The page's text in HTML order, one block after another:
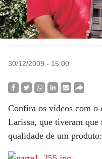
30/12/2009 - 15:00
Confira os vídeos com o
Larissa, que tiveram
qualidade de um produto: